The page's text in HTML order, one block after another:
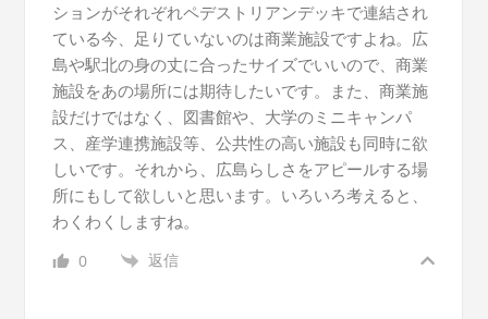
ションがそれぞれペデストリアンデッキで連結され
ている今、足りていないのは商業施設ですよね。広
島や駅北の身の丈に合ったサイズでいいので、商業
施設をあの場所には期待したいです。また、商業施
設だけではなく、図書館や、大学のミニキャンパ
ス、産学連携施設等、公共性の高い施設も同時に欲
しいです。それから、広島らしさをアピールする場
所にもして欲しいと思います。いろいろ考えると、
わくわくしますね。
0 返信